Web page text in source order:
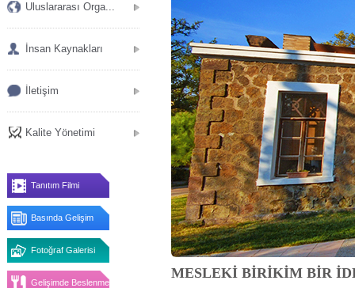
Uluslararası Orga...
İnsan Kaynakları
İletişim
Kalite Yönetimi
Tanıtım Filmi
Basında Gelişim
Fotoğraf Galerisi
Gelişimde Beslenme
MESLEKİ BİRİKİM BİR